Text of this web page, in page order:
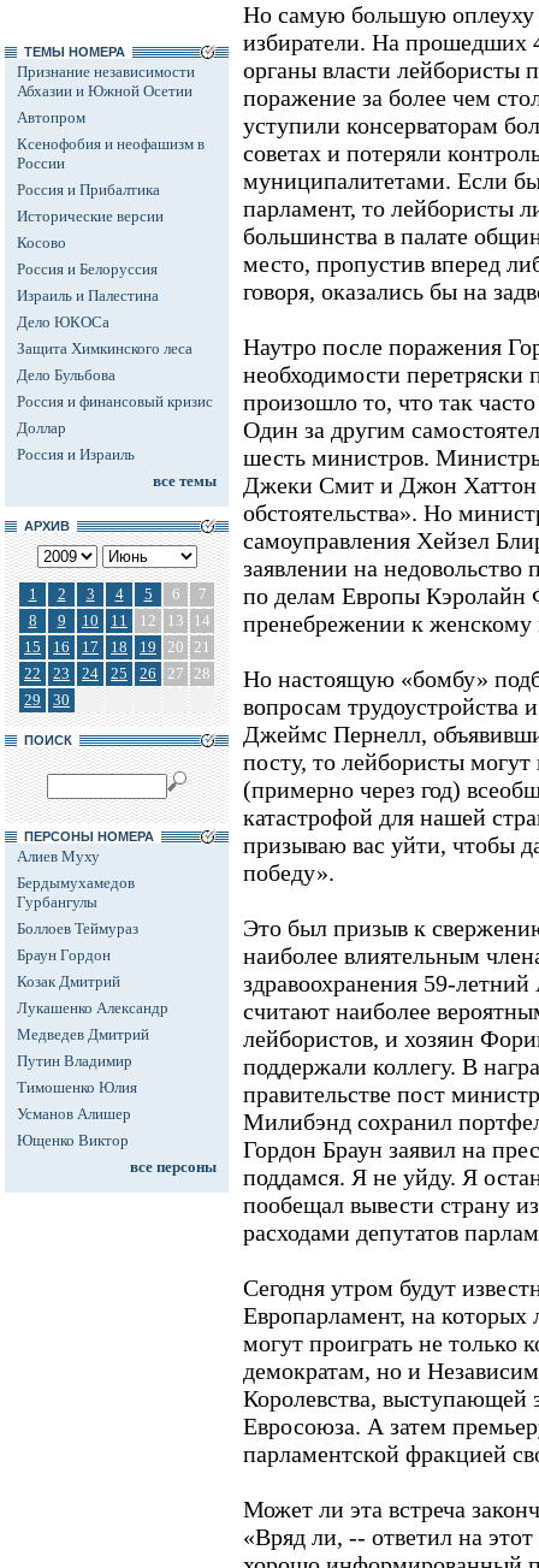
ТЕМЫ НОМЕРА
Признание независимости
Абхазии и Южной Осетии
Автопром
Ксенофобия и неофашизм в
России
Россия и Прибалтика
Исторические версии
Косово
Россия и Белоруссия
Израиль и Палестина
Дело ЮКОСа
Защита Химкинского леса
Дело Бульбова
Россия и финансовый кризис
Доллар
Россия и Израиль
все темы
АРХИВ
1 2 3 4 5 6
7
8
9 10 11 12 13
14
15
16 17 18 19 20 21
22
23 24 25 26 27 28
29
30
ПОИСК
ПЕРСОНЫ НОМЕРА
Алиев Муху
Бердымухамедов
Гурбангулы
Боллоев Теймураз
Браун Гордон
Козак Дмитрий
Лукашенко Александр
Медведев Дмитрий
Путин Владимир
Тимошенко Юлия
Усманов Алишер
Ющенко Виктор
все персоны
Но самую большую оплеуху
избиратели. На прошедших
органы власти лейбористы
поражение за более чем
уступили консерваторам
советах и потеряли
муниципалитетами. Если
парламент, то лейбористы
большинства в палате
место, пропустив вперед
говоря, оказались бы на
Наутро после поражения
необходимости перетряски
произошло то, что так
Один за другим
шесть министров.
Джеки Смит и Джон Хаттон
обстоятельства». Но
самоуправления Хейзел
заявлении на
по делам Европы Кэролайн
пренебрежении к женскому
Но настоящую «бомбу»
вопросам трудоустройства
Джеймс Пернелл,
посту, то лейбористы
(примерно через год)
катастрофой для нашей
призываю вас уйти, чтобы
победу».
Это был призыв к
наиболее влиятельным
здравоохранения 59-
считают наиболее
лейбористов, и хозяин
поддержали коллегу. В
правительстве пост
Милибэнд сохранил
Гордон Браун заявил на
поддамся. Я не уйду. Я
пообещал вывести страну
расходами депутатов
Сегодня утром будут
Европарламент, на которых
могут проиграть не только
демократам, но и
Королевства, выступающей
Евросоюза. А затем
парламентской фракцией
Может ли эта встреча
«Вряд ли, -- ответил на